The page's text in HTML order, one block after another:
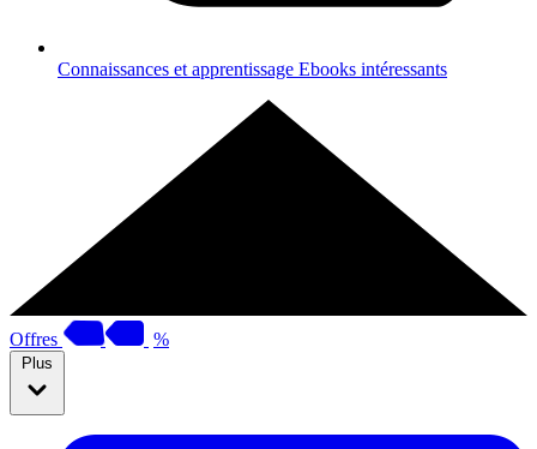
Connaissances et apprentissage Ebooks intéressants
Offres %
Plus